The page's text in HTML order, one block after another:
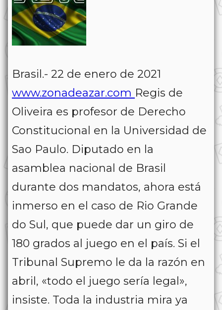
Brasil.- 22 de enero de 2021
www.zonadeazar.com Regis de
Oliveira es profesor de Derecho
Constitucional en la Universidad de
Sao Paulo. Diputado en la
asamblea nacional de Brasil
durante dos mandatos, ahora está
inmerso en el caso de Rio Grande
do Sul, que puede dar un giro de
180 grados al juego en el país. Si el
Tribunal Supremo le da la razón en
abril, «todo el juego sería legal»,
insiste. Toda la industria mira ya